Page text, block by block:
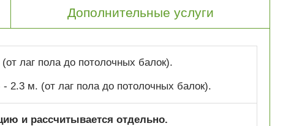
Дополнительные услуги
лаг пола до потолочных балок).
2.3 м. (от лаг пола до потолочных балок).
и рассчитывается отдельно.